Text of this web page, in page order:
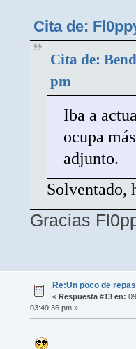
Cita de:
Cita de:
pm
Iba a
ocupa
adjunto.
Solventado,
Gracias
Re:Un poco de
« Respuesta #13 en:
03:49:36 pm »